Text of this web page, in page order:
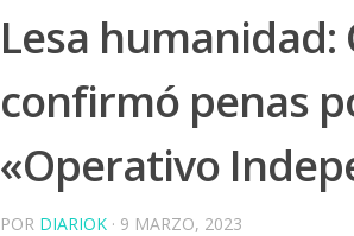
Lesa humanidad:
confirmó penas
«Operativo
POR DIARIOK · 9 MARZO, 2023